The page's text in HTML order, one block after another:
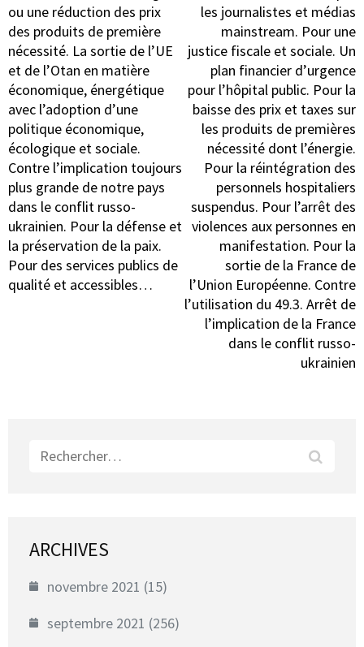
ou une réduction des prix
des produits de première
nécessité. La sortie de l’UE
et de l’Otan en matière
économique, énergétique
avec l’adoption d’une
politique économique,
écologique et sociale.
Contre l’implication toujours
plus grande de notre pays
dans le conflit russo-
ukrainien. Pour la défense et
la préservation de la paix.
Pour des services publics de
qualité et accessibles…
les journalistes et médias
mainstream. Pour une
justice fiscale et sociale. Un
plan financier d’urgence
pour l’hôpital public. Pour la
baisse des prix et taxes sur
les produits de premières
nécessité dont l’énergie.
Pour la réintégration des
personnels hospitaliers
suspendus. Pour l’arrêt des
violences aux personnes en
manifestation. Pour la
sortie de la France de
l’Union Européenne. Contre
l’utilisation du 49.3. Arrêt de
l’implication de la France
dans le conflit russo-
ukrainien
Rechercher :
ARCHIVES
novembre 2021 (15)
septembre 2021 (256)